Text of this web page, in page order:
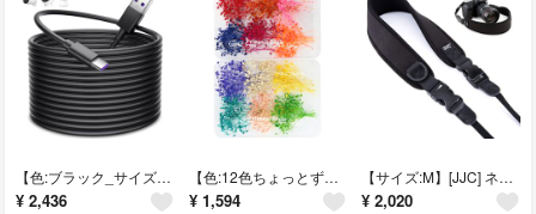
【色:ブラック_サイズ:10M】USB Type-Cケーブル 10M USB A
¥ 2,436
【色:12色ちょっとずつ/セット】Princess-style ミニ かすみ草
¥ 1,594
【サイズ:M】[JJC] ネオプレン製 カメラストラップ カメラ ショルダースト
¥ 2,020